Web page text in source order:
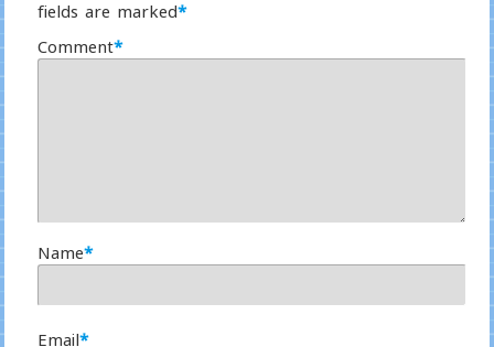
fields are marked*
Comment*
Name*
Email*